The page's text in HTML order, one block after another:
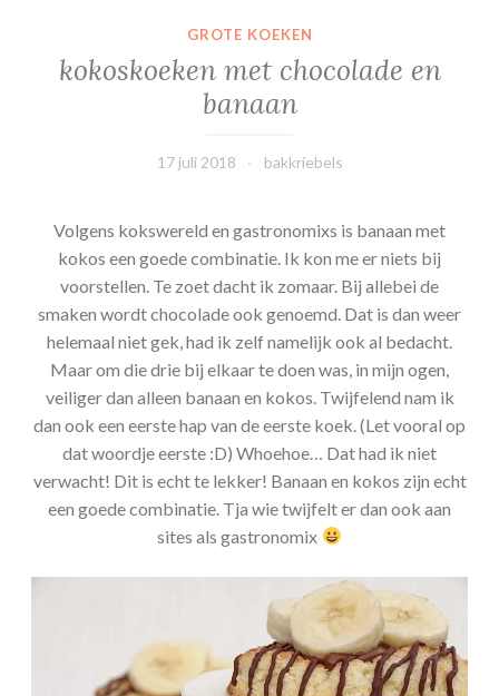
GROTE KOEKEN
kokoskoeken met chocolade en
banaan
17 juli 2018 bakkriebels
Volgens kokswereld en gastronomixs is banaan met
kokos een goede combinatie. Ik kon me er niets bij
voorstellen. Te zoet dacht ik zomaar. Bij allebei de
smaken wordt chocolade ook genoemd. Dat is dan weer
helemaal niet gek, had ik zelf namelijk ook al bedacht.
Maar om die drie bij elkaar te doen was, in mijn ogen,
veiliger dan alleen banaan en kokos. Twijfelend nam ik
dan ook een eerste hap van de eerste koek. (Let vooral op
dat woordje eerste :D) Whoehoe… Dat had ik niet
verwacht! Dit is echt te lekker! Banaan en kokos zijn echt
een goede combinatie. Tja wie twijfelt er dan ook aan
sites als gastronomix